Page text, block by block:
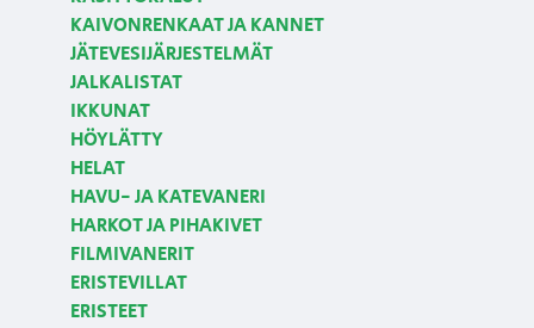
KAIVONRENKAAT JA KANNET
JÄTEVESIJÄRJESTELMÄT
JALKALISTAT
IKKUNAT
HÖYLÄTTY
HELAT
HAVU- JA KATEVANERI
HARKOT JA PIHAKIVET
FILMIVANERIT
ERISTEVILLAT
ERISTEET